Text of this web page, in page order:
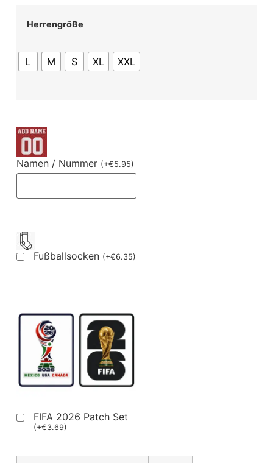
Herrengröße
L M S XL XXL
Namen / Nummer (+€5.95)
Fußballsocken (+€6.35)
FIFA 2026 Patch Set
(+€3.69)